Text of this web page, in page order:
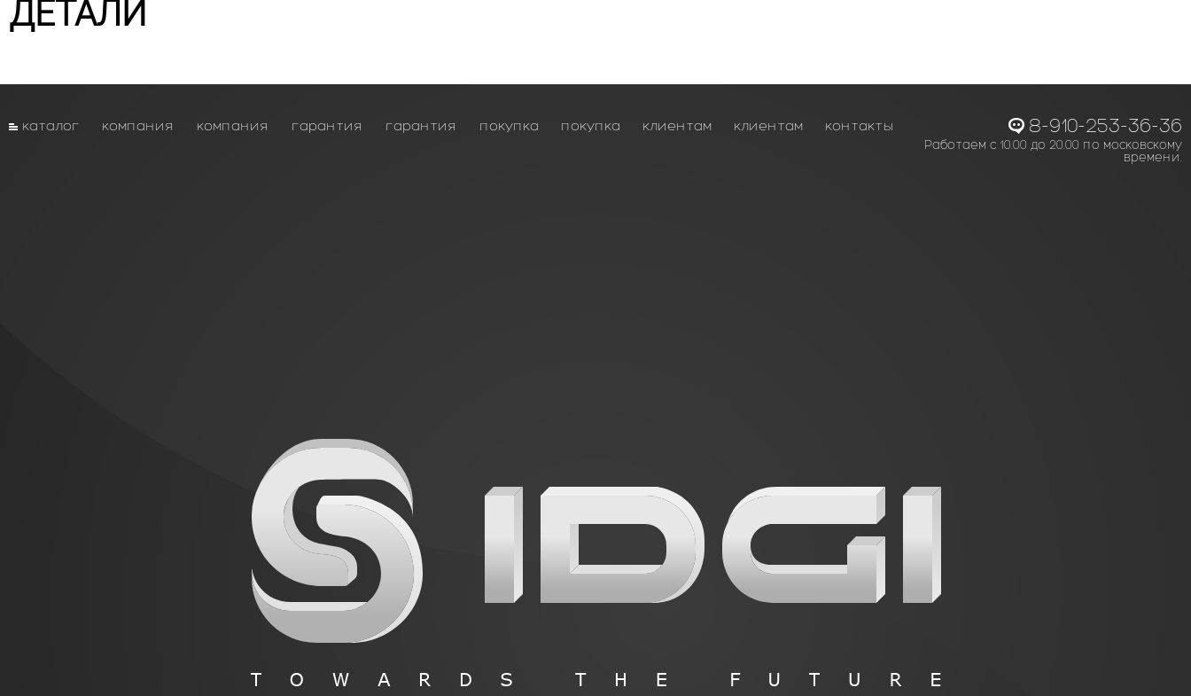
ДЕТАЛИ
каталог компания компания гарантия гарантия покупка покупка клиентам клиентам контакты 8-910-253-36-36
Работаем с 10.00 до 20.00 по московскому
времени.